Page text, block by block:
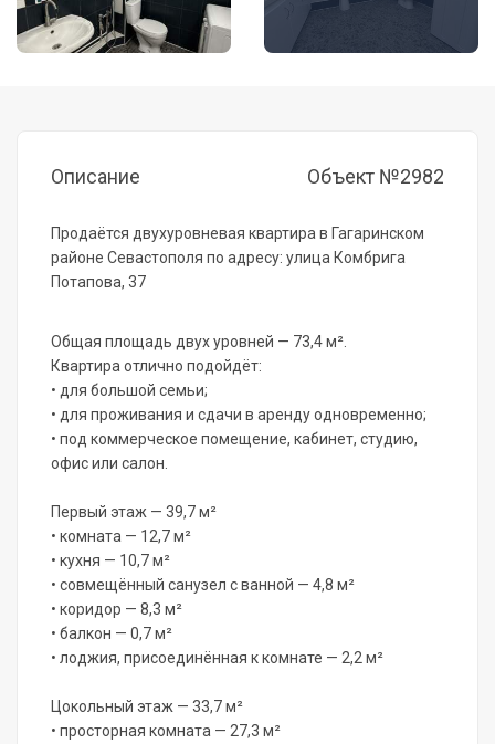
Описание Объект №2982
Продаётся двухуровневая квартира в Гагаринском
районе Севастополя по адресу: улица Комбрига
Потапова, 37
Общая площадь двух уровней — 73,4 м².
Квартира отлично подойдёт:
• для большой семьи;
• для проживания и сдачи в аренду одновременно;
• под коммерческое помещение, кабинет, студию,
офис или салон.
Первый этаж — 39,7 м²
• комната — 12,7 м²
• кухня — 10,7 м²
• совмещённый санузел с ванной — 4,8 м²
• коридор — 8,3 м²
• балкон — 0,7 м²
• лоджия, присоединённая к комнате — 2,2 м²
Цокольный этаж — 33,7 м²
• просторная комната — 27,3 м²